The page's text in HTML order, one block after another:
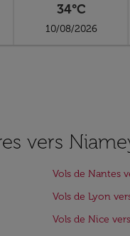
34°C
10/08/2026
vers
Vols de Nantes
Vols de Lyon
Vols de Nice